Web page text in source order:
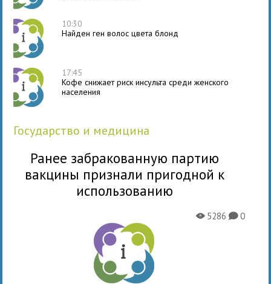
10:30
Найден ген волос цвета блонд
17:45
Кофе снижает риск инсульта среди женского
населения
государство и медицина
Ранее забракованную партию
вакцины признали пригодной к
использованию
X5286K0